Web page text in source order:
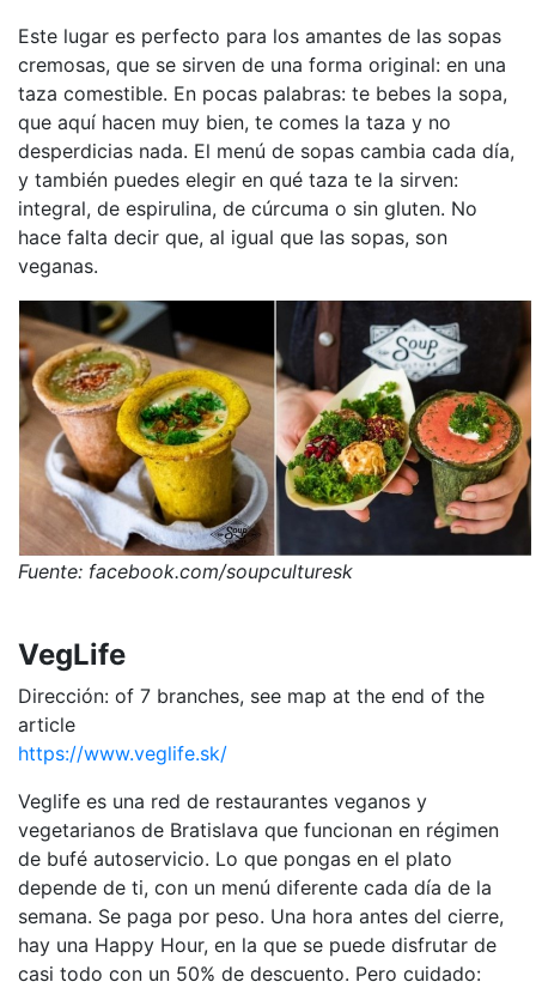
Este lugar es perfecto para los amantes de las sopas
cremosas, que se sirven de una forma original: en una
taza comestible. En pocas palabras: te bebes la sopa,
que aquí hacen muy bien, te comes la taza y no
desperdicias nada. El menú de sopas cambia cada día,
y también puedes elegir en qué taza te la sirven:
integral, de espirulina, de cúrcuma o sin gluten. No
hace falta decir que, al igual que las sopas, son
veganas.
Fuente: facebook.com/soupculturesk
VegLife
Dirección: of 7 branches, see map at the end of the
article
https://www.veglife.sk/
Veglife es una red de restaurantes veganos y
vegetarianos de Bratislava que funcionan en régimen
de bufé autoservicio. Lo que pongas en el plato
depende de ti, con un menú diferente cada día de la
semana. Se paga por peso. Una hora antes del cierre,
hay una Happy Hour, en la que se puede disfrutar de
casi todo con un 50% de descuento. Pero cuidado: